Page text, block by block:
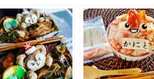
スパゲッティ」が想像
以上に美味しかった件
(*´艸`*)
のびないのよ～お弁
にもおすすめ麺よ～
´艸`*)